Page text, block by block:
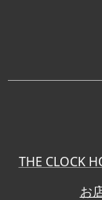
THE CLOCK
お